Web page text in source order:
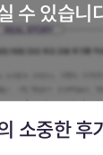
수 있습니
소중한 후